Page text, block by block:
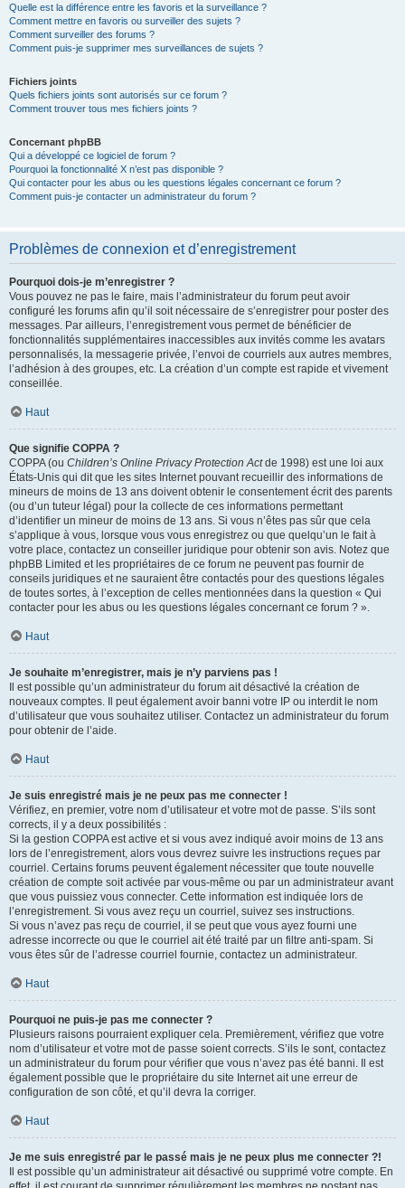
Quelle est la différence entre les favoris et la surveillance ?
Comment mettre en favoris ou surveiller des sujets ?
Comment surveiller des forums ?
Comment puis-je supprimer mes surveillances de sujets ?
Fichiers joints
Quels fichiers joints sont autorisés sur ce forum ?
Comment trouver tous mes fichiers joints ?
Concernant phpBB
Qui a développé ce logiciel de forum ?
Pourquoi la fonctionnalité X n’est pas disponible ?
Qui contacter pour les abus ou les questions légales concernant ce forum ?
Comment puis-je contacter un administrateur du forum ?
Problèmes de connexion et d’enregistrement
Pourquoi dois-je m’enregistrer ?
Vous pouvez ne pas le faire, mais l’administrateur du forum peut avoir
configuré les forums afin qu’il soit nécessaire de s’enregistrer pour poster des
messages. Par ailleurs, l’enregistrement vous permet de bénéficier de
fonctionnalités supplémentaires inaccessibles aux invités comme les avatars
personnalisés, la messagerie privée, l’envoi de courriels aux autres membres,
l’adhésion à des groupes, etc. La création d’un compte est rapide et vivement
conseillée.
Haut
Que signifie COPPA ?
COPPA (ou Children’s Online Privacy Protection Actde 1998) est une loi aux
États-Unis qui dit que les sites Internet pouvant recueillir des informations de
mineurs de moins de 13 ans doivent obtenir le consentement écrit des parents
(ou d’un tuteur légal) pour la collecte de ces informations permettant
d’identifier un mineur de moins de 13 ans. Si vous n’êtes pas sûr que cela
s’applique à vous, lorsque vous vous enregistrez ou que quelqu’un le fait à
votre place, contactez un conseiller juridique pour obtenir son avis. Notez que
phpBB Limited et les propriétaires de ce forum ne peuvent pas fournir de
conseils juridiques et ne sauraient être contactés pour des questions légales
de toutes sortes, à l’exception de celles mentionnées dans la question « Qui
contacter pour les abus ou les questions légales concernant ce forum ? ».
Haut
Je souhaite m’enregistrer, mais je n’y parviens pas !
Il est possible qu’un administrateur du forum ait désactivé la création de
nouveaux comptes. Il peut également avoir banni votre IP ou interdit le nom
d’utilisateur que vous souhaitez utiliser. Contactez un administrateur du forum
pour obtenir de l’aide.
Haut
Je suis enregistré mais je ne peux pas me connecter !
Vérifiez, en premier, votre nom d’utilisateur et votre mot de passe. S’ils sont
corrects, il y a deux possibilités :
Si la gestion COPPA est active et si vous avez indiqué avoir moins de 13 ans
lors de l’enregistrement, alors vous devrez suivre les instructions reçues par
courriel. Certains forums peuvent également nécessiter que toute nouvelle
création de compte soit activée par vous-même ou par un administrateur avant
que vous puissiez vous connecter. Cette information est indiquée lors de
l’enregistrement. Si vous avez reçu un courriel, suivez ses instructions.
Si vous n’avez pas reçu de courriel, il se peut que vous ayez fourni une
adresse incorrecte ou que le courriel ait été traité par un filtre anti-spam. Si
vous êtes sûr de l’adresse courriel fournie, contactez un administrateur.
Haut
Pourquoi ne puis-je pas me connecter ?
Plusieurs raisons pourraient expliquer cela. Premièrement, vérifiez que votre
nom d’utilisateur et votre mot de passe soient corrects. S’ils le sont, contactez
un administrateur du forum pour vérifier que vous n’avez pas été banni. Il est
également possible que le propriétaire du site Internet ait une erreur de
configuration de son côté, et qu’il devra la corriger.
Haut
Je me suis enregistré par le passé mais je ne peux plus me connecter ?!
Il est possible qu’un administrateur ait désactivé ou supprimé votre compte. En